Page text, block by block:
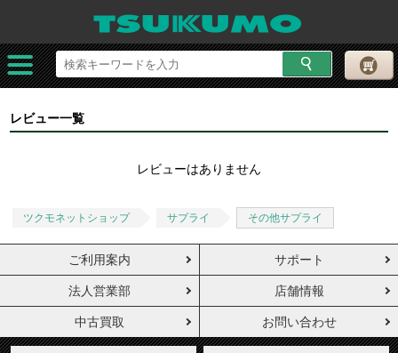
レビュー一覧
レビューはありません
ツクモネットショップ サプライ その他サプライ
ご利用案内 サポート
法人営業部 店舗情報
中古買取 お問い合わせ